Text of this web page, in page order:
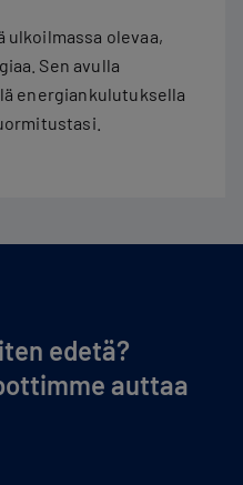
ulkoilmassa olevaa,
Sen avulla
energiankulutuksella
edetä?
auttaa